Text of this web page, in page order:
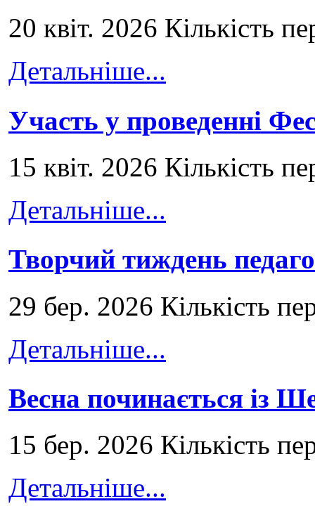
20 квіт. 2026 Кількість
Детальніше...
Участь у проведенні
15 квіт. 2026 Кількість
Детальніше...
Творчий тиждень
29 бер. 2026 Кількість
Детальніше...
Весна починається із
15 бер. 2026 Кількість
Детальніше...